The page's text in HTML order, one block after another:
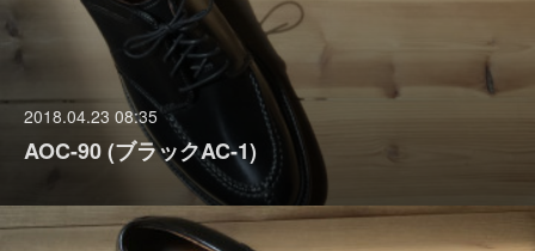
2018.04.23 08:35
AOC-90 (ブラックAC-1)